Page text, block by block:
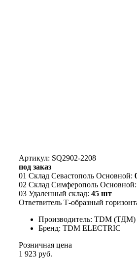
Артикул: SQ2902-2208
под заказ
01 Склад Севастополь Основной:
02 Склад Симферополь Основной:
03 Удаленный склад: 45 шт
Ответвитель Т-образный
Производитель: TDM (ТДМ)
Бренд: TDM ELECTRIC
Розничная цена
1 923 руб.